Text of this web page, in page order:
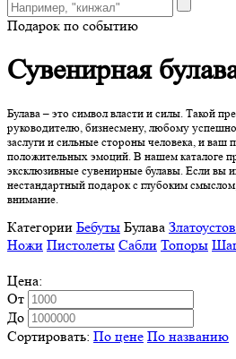
Подарок по событию
Сувенирная
Булава – это символ власти и силы. Такой
руководителю, бизнесмену, любому
заслуги и сильные стороны человека, и ваш
положительных эмоций. В нашем каталоге
эксклюзивные сувенирные булавы. Если вы
нестандартный подарок с глубоким
внимание.
Категории Бебуты Булава
Ножи Пистолеты Сабли Топоры
Цена:
От
До
Сортировать: По цене По названию